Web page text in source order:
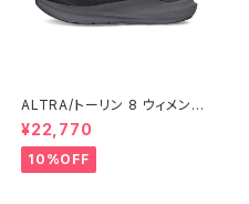
ALTRA/トーリン 8 ウィメン
ズ Black/Black
¥22,770
10%OFF